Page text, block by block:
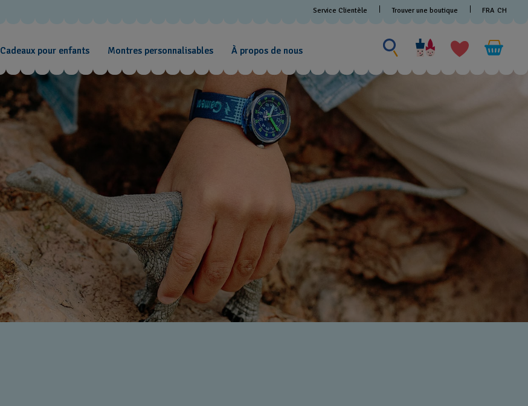
Service Clientèle Trouver une boutique FRA CH
Cadeaux pour enfants Montres personnalisables À propos de nous
Chercher
un
produit